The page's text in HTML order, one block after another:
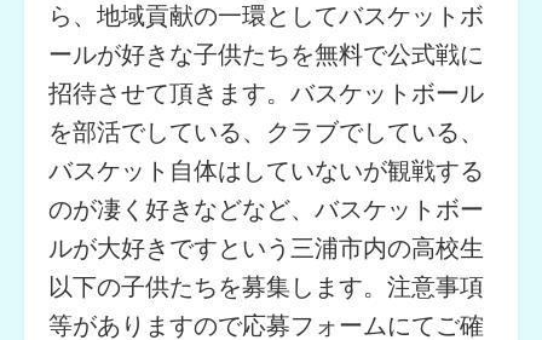
ら、地域貢献の一環としてバスケットボ
ールが好きな子供たちを無料で公式戦に
招待させて頂きます。バスケットボール
を部活でしている、クラブでしている、
バスケット自体はしていないが観戦する
のが凄く好きなどなど、バスケットボー
ルが大好きですという三浦市内の高校生
以下の子供たちを募集します。注意事項
等がありますので応募フォームにてご確